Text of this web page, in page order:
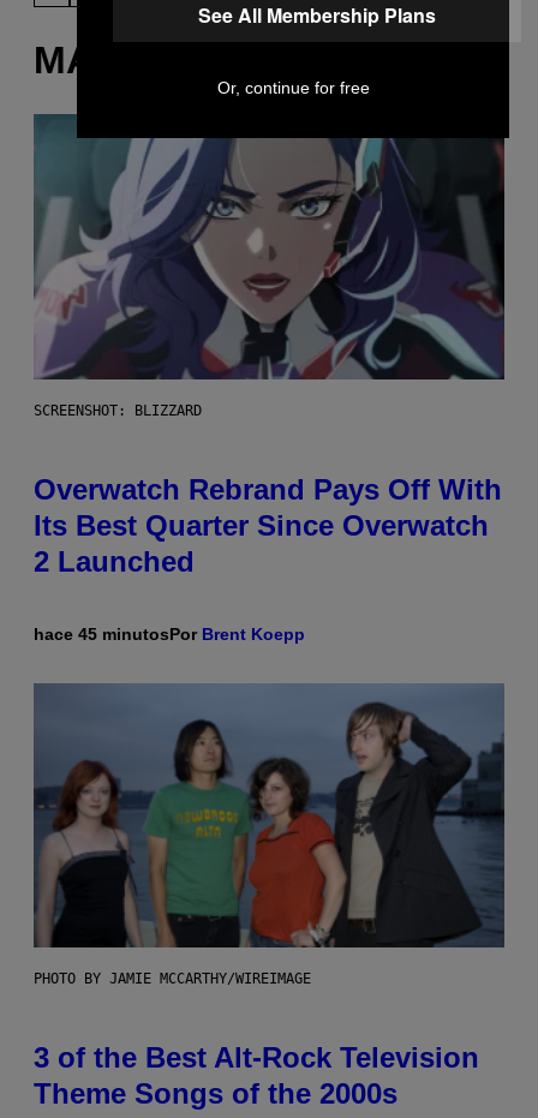
MÁS DE LO MISMO
SCREENSHOT: BLIZZARD
Overwatch Rebrand Pays Off With
Its Best Quarter Since Overwatch
2 Launched
hace 45 minutosPor Brent Koepp
PHOTO BY JAMIE MCCARTHY/WIREIMAGE
3 of the Best Alt-Rock Television
Theme Songs of the 2000s
See All Membership Plans
Or, continue for free